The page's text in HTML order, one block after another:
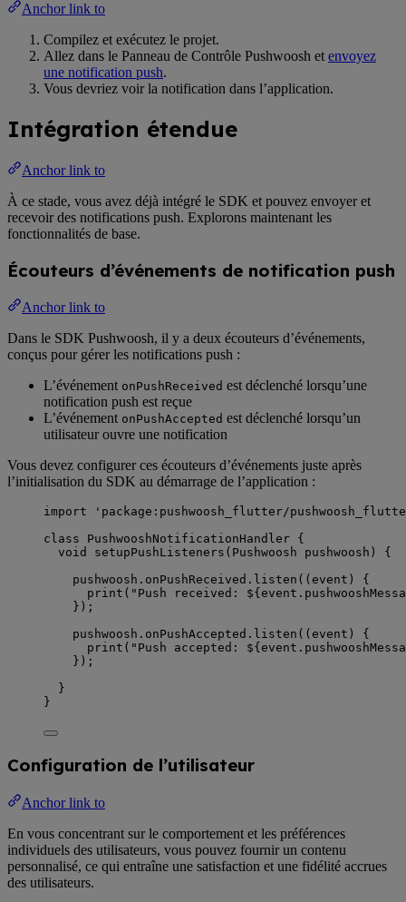
Anchor link to
Compilez et exécutez le projet.
Allez dans le Panneau de Contrôle Pushwoosh et envoyez
une notification push.
Vous devriez voir la notification dans l’application.
Intégration étendue
Anchor link to
À ce stade, vous avez déjà intégré le SDK et pouvez envoyer et
recevoir des notifications push. Explorons maintenant les
fonctionnalités de base.
Écouteurs d’événements de notification push
Anchor link to
Dans le SDK Pushwoosh, il y a deux écouteurs d’événements,
conçus pour gérer les notifications push :
L’événement onPushReceived est déclenché lorsqu’une
notification push est reçue
L’événement onPushAccepted est déclenché lorsqu’un
utilisateur ouvre une notification
Vous devez configurer ces écouteurs d’événements juste après
l’initialisation du SDK au démarrage de l’application :
import
'package:pushwoosh_flutter/
class
PushwooshNotificationHandler {
void
setupPushListeners ( Pushwoosh pushwoosh) {
pushwoosh.onPushReceived. listen ((event) {
print ( "Push received: ${ event .
});
pushwoosh.onPushAccepted. listen ((event) {
print ( "Push accepted: ${ event .
});
}
}
Configuration de l’utilisateur
Anchor link to
En vous concentrant sur le comportement et les préférences
individuels des utilisateurs, vous pouvez fournir un contenu
personnalisé, ce qui entraîne une satisfaction et une fidélité accrues
des utilisateurs.